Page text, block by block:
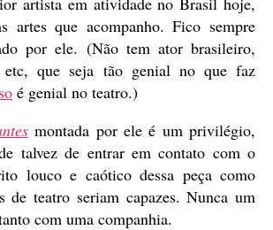
artes que acompanho. Fico sempre
por ele. (Não tem ator brasileiro,
etc, que seja tão genial no que faz
é genial no teatro.)
montada por ele é um privilégio,
talvez de entrar em contato com o
louco e caótico dessa peça como
de teatro seriam capazes. Nunca um
com uma companhia.